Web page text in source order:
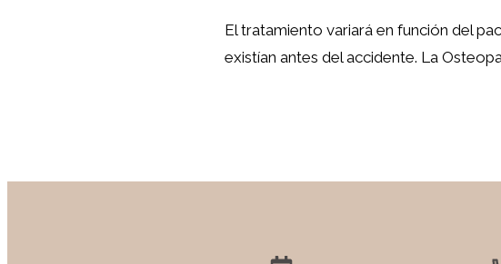
El tratamiento variará en función del
existían antes del accidente. La